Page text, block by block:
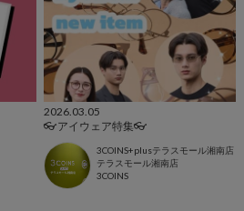
2026.03.05
👓アイウェア特集👓
3COINS+plusテラスモール湘南店
テラスモール湘南店
3COINS